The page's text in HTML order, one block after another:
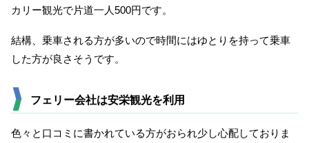
カリー観光で片道一人500円です。
結構、乗車される方が多いので時間にはゆとりを持って乗車
した方が良さそうです。
フェリー会社は安栄観光を利用
色々と口コミに書かれている方がおられ少し心配しておりま